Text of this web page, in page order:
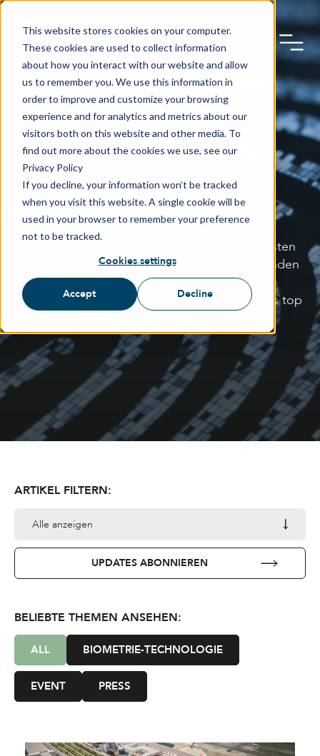
This website stores cookies on your computer.
These cookies are used to collect information
about how you interact with our website and allow
us to remember you. We use this information in
order to improve and customize your browsing
experience and for analytics and metrics about our
visitors both on this website and other media. To
find out more about the cookies we use, see our
Privacy Policy
If you decline, your information won’t be tracked
when you visit this website. A single cookie will be
used in your browser to remember your preference
not to be tracked.
Cookies settings
Accept Decline
TBS BLOG
TBS hält Sie auf dem Laufenden über die neusten
Entwicklungen in der Biometrie - von spannenden
Blogbeiträgen und Fallstudien bis hin zu
interessanten Veranstaltungen. Damit Sie stets top
ARTIKEL FILTERN:
Alle anzeigen
UPDATES ABONNIEREN
BELIEBTE THEMEN ANSEHEN:
ALL BIOMETRIE-TECHNOLOGIE
EVENT PRESS